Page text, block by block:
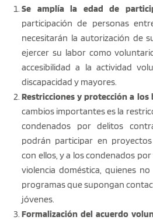
Se amplía la edad de
participación de personas
necesitarán la autorización de
ejercer su labor como
accesibilidad a la actividad
discapacidad y mayores.
Restricciones y protección a los
cambios importantes es la
condenados por delitos
podrán participar en
con ellos, y a los condenados
violencia doméstica, quienes
programas que supongan
jóvenes.
Formalización del acuerdo